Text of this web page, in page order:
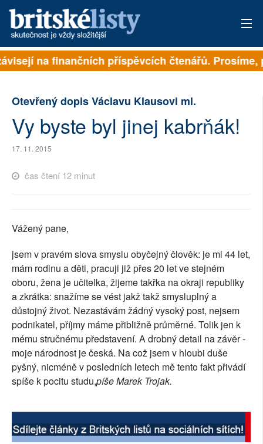
PŘIHLÁSIT
ROZHOVORY
TÉMATA
AUTOŘI
PŘÍSPĚVKY NA PROVOZ
SOCIÁLNÍ SÍTĚ
RUBRIKY
PLNÁ VERZE STRÁNEK
na finančních příspěvcích čtenářů. Prosíme,
Otevřený dopis Václavu Klausovi ml.
Vy byste byl jinej kabrňák!
17. 11. 2015
čas čtení 12 minut
Vážený pane,
jsem v pravém slova smyslu obyčejný člověk: je mi 44 let,
mám rodinu a děti, pracuji již přes 20 let ve stejném
oboru, žena je učitelka, žijeme takřka na okraji republiky
a zkrátka: snažíme se vést jakž takž smysluplný a
důstojný život. Nezastávám žádný vysoký post, nejsem
podnikatel, příjmy máme přibližně průměrné. Tolik jen k
mému stručnému představení. A drobný detail na závěr -
moje národnost je česká. Na což jsem v hloubi duše
pyšný, nicméně v posledních letech mě tento fakt přivádí
spíše k pocitu studu,píše Marek Trojak.